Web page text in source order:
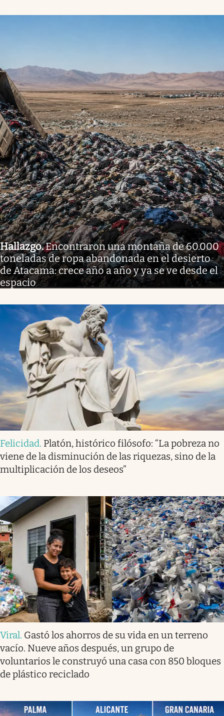
Hallazgo.Encontraron una montaña de 60.000
toneladas de ropa abandonada en el desierto
de Atacama: crece año a año y ya se ve desde el
espacio
Felicidad. Platón, histórico filósofo: “La pobreza no
viene de la disminución de las riquezas, sino de la
multiplicación de los deseos”
Viral. Gastó los ahorros de su vida en un terreno
vacío. Nueve años después, un grupo de
voluntarios le construyó una casa con 850 bloques
de plástico reciclado